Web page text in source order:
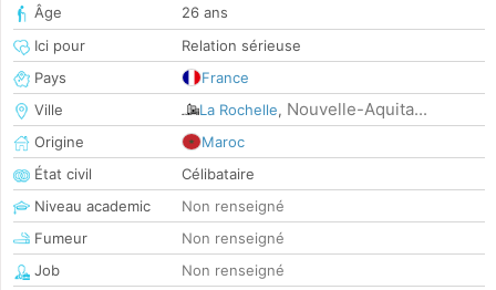
Âge
26 ans
Ici pour
Relation sérieuse
Pays
France
Ville
La Rochelle, Nouvelle-Aquita...
Origine
Maroc
État civil
Célibataire
Niveau academic
Non renseigné
Fumeur
Non renseigné
Job
Non renseigné